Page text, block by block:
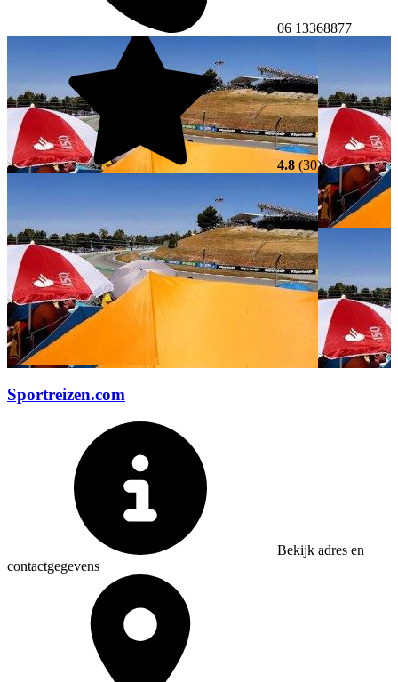
06 13368877
4.8(30)
Sportreizen.com
Bekijk adres en
contactgegevens